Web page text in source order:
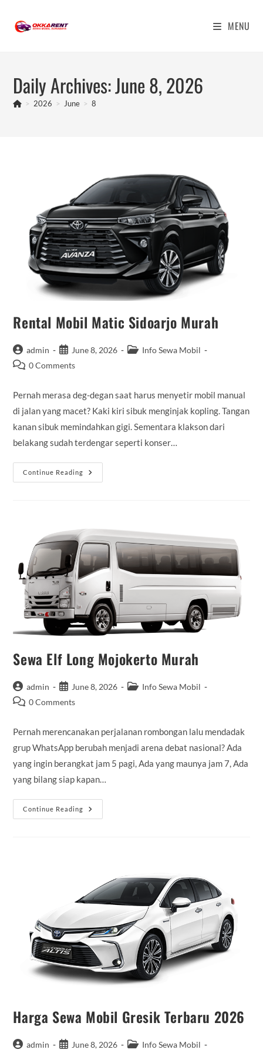
content
MENU
Daily Archives: June 8, 2026
> 2026 > June > 8
Rental Mobil Matic Sidoarjo Murah
Post
author:
admin
Post
published:
June 8, 2026
PostInfo Sewa Mobil
Post0 Comments
Pernah merasa deg-degan saat harus menyetir mobil manual
di jalan yang macet? Kaki kiri sibuk menginjak kopling. Tangan
kanan sibuk memindahkan gigi. Sementara klakson dari
belakang sudah terdengar seperti konser…
Continue Reading
Rental
Mobil
Sewa Elf Long Mojokerto Murah
Post
author:
admin
Post
published:
June 8, 2026
PostInfo Sewa Mobil
Post0 Comments
Pernah merencanakan perjalanan rombongan lalu mendadak
grup WhatsApp berubah menjadi arena debat nasional? Ada
yang ingin berangkat jam 5 pagi, Ada yang maunya jam 7, Ada
yang bilang siap kapan…
Continue Reading
Sewa
Elf
Harga Sewa Mobil Gresik Terbaru 2026
Postadmin
PostJune 8, 2026
PostInfo Sewa Mobil